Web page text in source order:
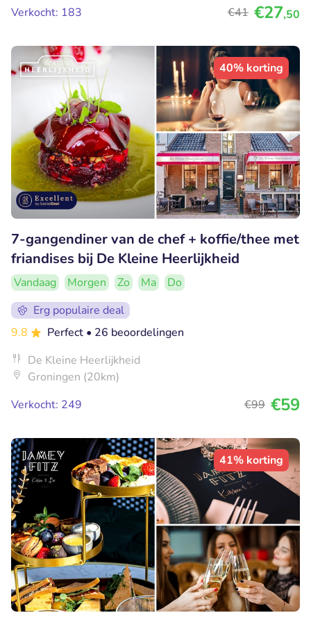
Verkocht: 183
€41 €27,50
40% korting
7-gangendiner van de chef + koffie/thee met
friandises bij De Kleine Heerlijkheid
Vandaag Morgen Zo Ma
Do
Erg populaire deal
9.8
Perfect • 26 beoordelingen
De Kleine Heerlijkheid
Groningen (20km)
Verkocht: 249
€99 €59
41% korting